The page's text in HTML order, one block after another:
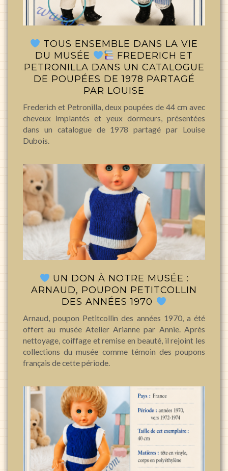
TOUS ENSEMBLE DANS LA VIE
DU MUSÉE
FREDERICH ET
PETRONILLA DANS UN CATALOGUE
DE POUPÉES DE 1978 PARTAGÉ
PAR LOUISE
Frederich et Petronilla, deux poupées de 44 cm avec
cheveux implantés et yeux dormeurs, présentées
dans un catalogue de 1978 partagé par Louise
Dubois.
UN DON À NOTRE MUSÉE :
ARNAUD, POUPON PETITCOLLIN
DES ANNÉES 1970
Arnaud, poupon Petitcollin des années 1970, a été
offert au musée Atelier Arianne par Annie. Après
nettoyage, coiffage et remise en beauté, il rejoint les
collections du musée comme témoin des poupons
français de cette période.